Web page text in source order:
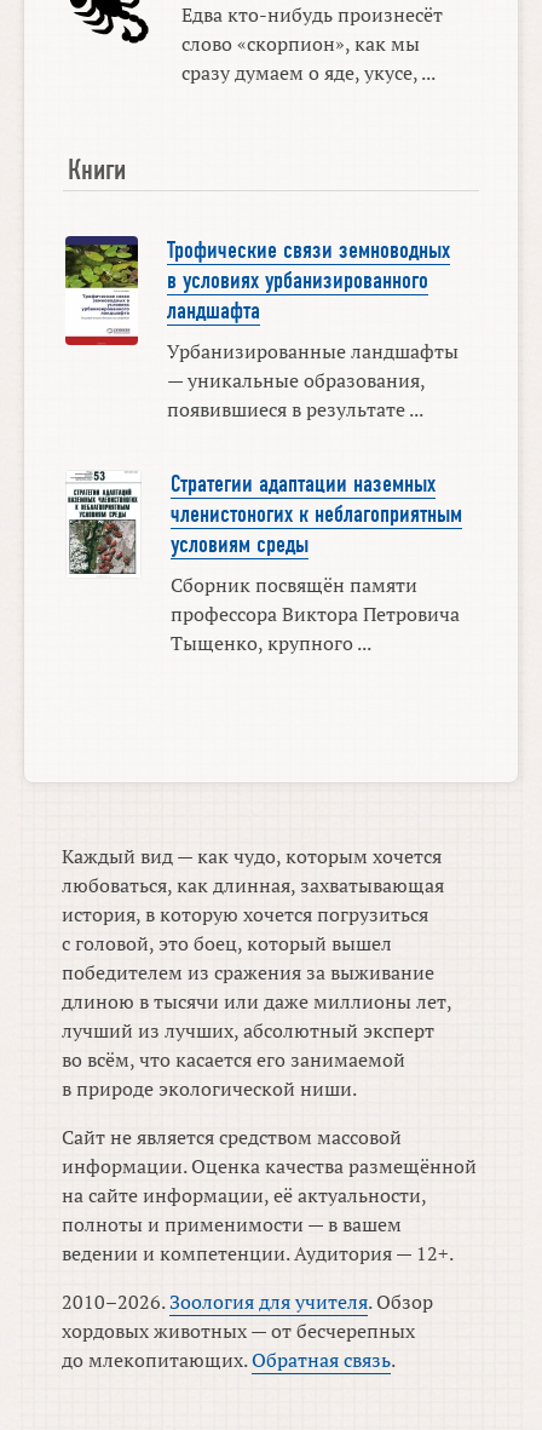
Едва кто-нибудь произнесёт
слово «скорпион», как мы
сразу думаем о яде, укусе, ...
Книги
Трофические связи земноводных
в условиях урбанизированного
ландшафта
Урбанизированные ландшафты
— уникальные образования,
появившиеся в результате ...
Стратегии адаптации наземных
членистоногих к неблагоприятным
условиям среды
Сборник посвящён памяти
профессора Виктора Петровича
Тыщенко, крупного ...
Каждый вид — как чудо, которым хочется
любоваться, как длинная, захватывающая
история, в которую хочется погрузиться
с головой, это боец, который вышел
победителем из сражения за выживание
длиною в тысячи или даже миллионы лет,
лучший из лучших, абсолютный эксперт
во всём, что касается его занимаемой
в природе экологической ниши.
Сайт не является средством массовой
информации. Оценка качества размещённой
на сайте информации, её актуальности,
полноты и применимости — в вашем
ведении и компетенции. Аудитория — 12+.
2010–2026.Зоология для учителя. Обзор
хордовых животных — от бесчерепных
до млекопитающих.Обратная связь.